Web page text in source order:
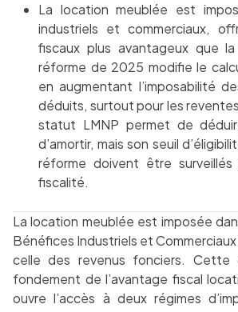
La location meublée est
industriels et commerciaux,
fiscaux plus avantageux que
réforme de 2025 modifie le
en augmentant l’imposabilité
déduits, surtout pour les
statut LMNP permet de
d’amortir, mais son seuil
réforme doivent être
fiscalité.
La location meublée est imposée
Bénéfices Industriels et
celle des revenus fonciers. Cette
fondement de l’avantage fiscal
ouvre l’accès à deux régimes